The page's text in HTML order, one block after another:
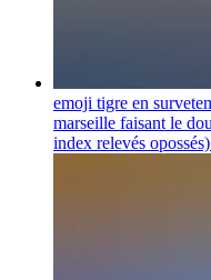
emoji tigre en
marseille faisant le
index relevés opossés)